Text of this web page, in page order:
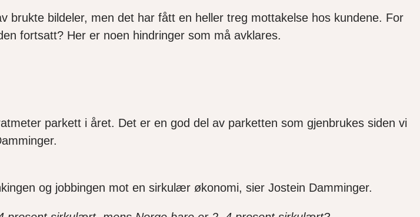
brukte bildeler, men det har fått en heller treg mottakelse hos kundene. For
fortsatt? Her er noen hindringer som må avklares.
parkett i året. Det er en god del av parketten som gjenbrukes siden vi
og jobbingen mot en sirkulær økonomi, sier Jostein Damminger.